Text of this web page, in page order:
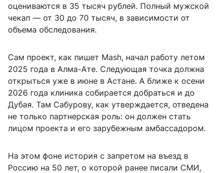
оцениваются в 35 тысяч рублей. Полный мужской
чекап — от 30 до 70 тысяч, в зависимости от
объема обследования.
Сам проект, как пишет Mash, начал работу летом
2025 года в Алма-Ате. Следующая точка должна
открыться уже в июне в Астане. А ближе к осени
2026 года клиника собирается добраться и до
Дубая. Там Сабурову, как утверждается, отведена
не только партнерская роль: он должен стать
лицом проекта и его зарубежным амбассадором.
На этом фоне история с запретом на въезд в
Россию на 50 лет, о которой ранее писали СМИ,